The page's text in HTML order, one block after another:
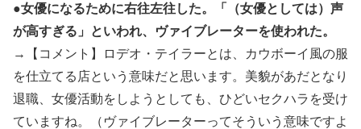
●女優になるために右往左往した。「（女優としては）声
が高すぎる」といわれ、ヴァイブレーターを使われた。
→【コメント】ロデオ・テイラーとは、カウボーイ風の服
を仕立てる店という意味だと思います。美貌があだとなり
退職、女優活動をしようとしても、ひどいセクハラを受け
ていますね。（ヴァイブレーターってそういう意味ですよ